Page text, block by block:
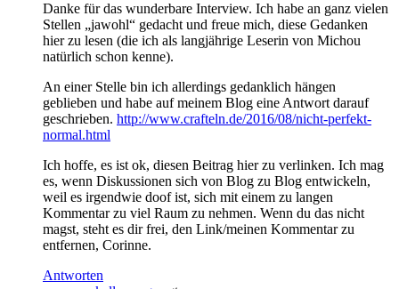
Danke für das wunderbare Interview. Ich habe an ganz vielen
Stellen „jawohl“ gedacht und freue mich, diese Gedanken
hier zu lesen (die ich als langjährige Leserin von Michou
natürlich schon kenne).
An einer Stelle bin ich allerdings gedanklich hängen
geblieben und habe auf meinem Blog eine Antwort darauf
geschrieben. http://www.crafteln.de/2016/08/nicht-perfekt-
normal.html
Ich hoffe, es ist ok, diesen Beitrag hier zu verlinken. Ich mag
es, wenn Diskussionen sich von Blog zu Blog entwickeln,
weil es irgendwie doof ist, sich mit einem zu langen
Kommentar zu viel Raum zu nehmen. Wenn du das nicht
magst, steht es dir frei, den Link/meinen Kommentar zu
entfernen, Corinne.
Antworten